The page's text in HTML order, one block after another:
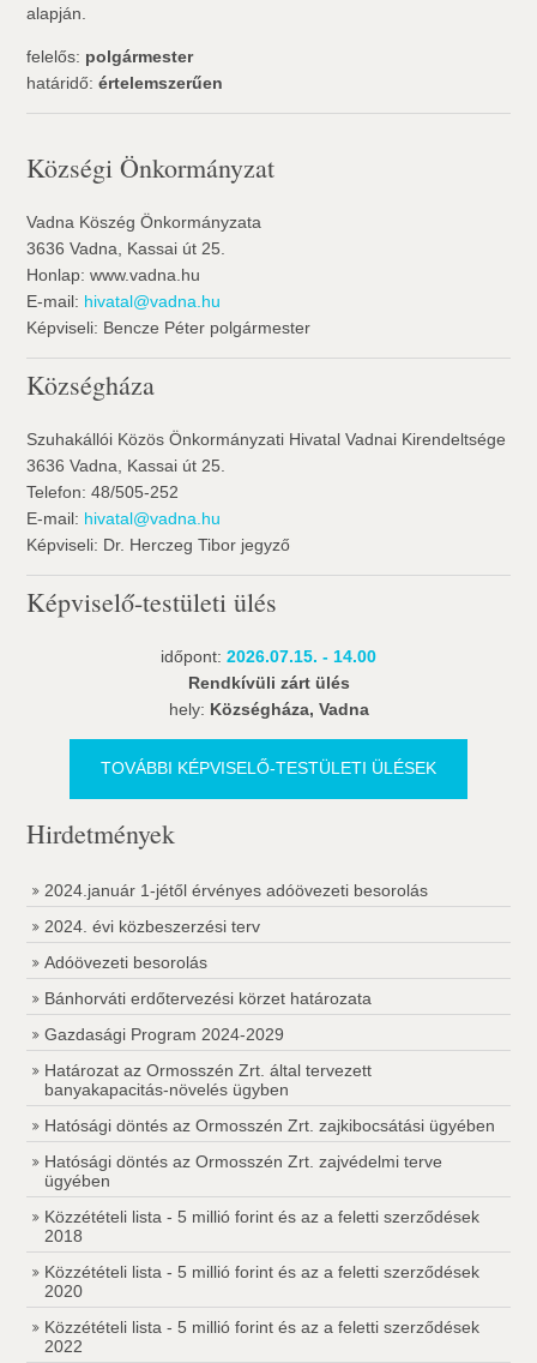
alapján.
felelős: polgármester
határidő:értelemszerűen
Községi Önkormányzat
Vadna Köszég Önkormányzata
3636 Vadna, Kassai út 25.
Honlap: www.vadna.hu
E-mail: hivatal@vadna.hu
Képviseli: Bencze Péter polgármester
Községháza
Szuhakállói Közös Önkormányzati Hivatal Vadnai Kirendeltsége
3636 Vadna, Kassai út 25.
Telefon: 48/505-252
E-mail: hivatal@vadna.hu
Képviseli: Dr. Herczeg Tibor jegyző
Képviselő-testületi ülés
időpont: 2026.07.15. - 14.00
Rendkívüli zárt ülés
hely: Községháza, Vadna
TOVÁBBI KÉPVISELŐ-TESTÜLETI ÜLÉSEK
Hirdetmények
2024.január 1-jétől érvényes adóövezeti besorolás
2024. évi közbeszerzési terv
Adóövezeti besorolás
Bánhorváti erdőtervezési körzet határozata
Gazdasági Program 2024-2029
Határozat az Ormosszén Zrt. által tervezett
banyakapacitás-növelés ügyben
Hatósági döntés az Ormosszén Zrt. zajkibocsátási ügyében
Hatósági döntés az Ormosszén Zrt. zajvédelmi terve
ügyében
Közzétételi lista - 5 millió forint és az a feletti szerződések
2018
Közzétételi lista - 5 millió forint és az a feletti szerződések
2020
Közzétételi lista - 5 millió forint és az a feletti szerződések
2022